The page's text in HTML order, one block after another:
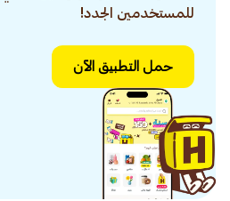
للمستخدمين الجدد!
حمل التطبيق الآن